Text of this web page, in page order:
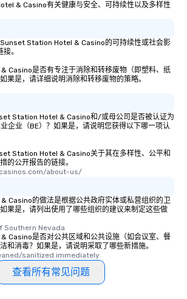
& Casino有关健康与安全、可持续性以及多样性
Station Hotel & Casino的可持续性或社会影
。
Casino是否有专注于消除和转移废物（即塑料、纸
果是，请详细说明消除和转移废物的策略。
Station Hotel & Casino和/或母公司是否被认证为
企业（BE）？如果是，请说明您获得以下哪一项认
Station Hotel & Casino关于其在多样性、公平和
的公开报告的链接。
about-us/
Casino的做法是根据公共政府实体或私营组织的卫
果是，请列出使用了哪些组织的建议来制定这些做
Southern Nevada
Casino是否对公共区域和公共设施（如会议室、餐
和消毒？如果是，请说明采取了哪些新措施。
sanitized immediately
查看所有常见问题